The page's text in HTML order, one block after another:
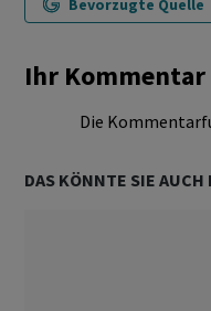
Bevorzugte Quelle
Ihr Kommentar
Die
DAS KÖNNTE SIE